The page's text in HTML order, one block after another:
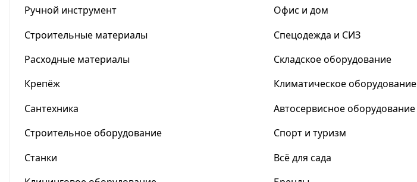
Ручной инструмент
Офис и дом
Строительные материалы
Спецодежда и СИЗ
Расходные материалы
Складское оборудование
Крепёж
Климатическое оборудование
Сантехника
Автосервисное оборудование
Строительное оборудование
Спорт и туризм
Станки
Всё для сада